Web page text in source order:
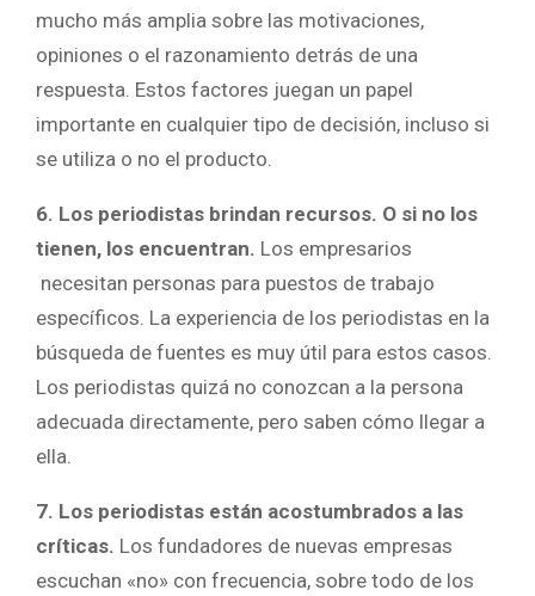
mucho más amplia sobre las motivaciones,
opiniones o el razonamiento detrás de una
respuesta. Estos factores juegan un papel
importante en cualquier tipo de decisión, incluso si
se utiliza o no el producto.
6. Los periodistas brindan recursos. O si no los
tienen, los encuentran. Los empresarios
necesitan personas para puestos de trabajo
específicos. La experiencia de los periodistas en la
búsqueda de fuentes es muy útil para estos casos.
Los periodistas quizá no conozcan a la persona
adecuada directamente, pero saben cómo llegar a
ella.
7. Los periodistas están acostumbrados a las
críticas. Los fundadores de nuevas empresas
escuchan «no» con frecuencia, sobre todo de los